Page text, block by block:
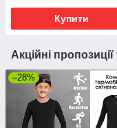
Купити
Акційні
–28%